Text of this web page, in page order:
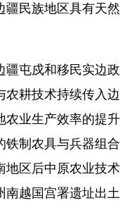
疆民族地区具有天
屯戍和移民实边政
农耕技术持续传入
农业生产效率的提
铁制农具与兵器组
地区后中原农业技
南越国宫署遗址出